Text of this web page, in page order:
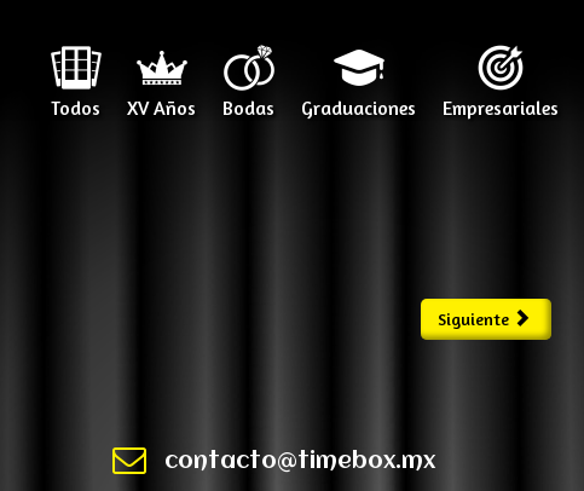
Todos XV Años Bodas Graduaciones Empresariales
Siguiente
contacto@timebox.mx